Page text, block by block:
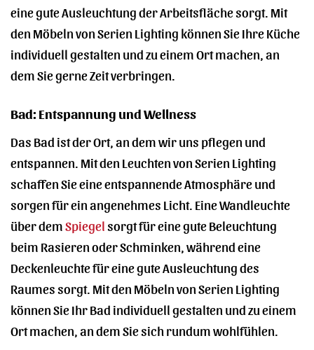
eine gute Ausleuchtung der Arbeitsfläche sorgt. Mit
den Möbeln von Serien Lighting können Sie Ihre Küche
individuell gestalten und zu einem Ort machen, an
dem Sie gerne Zeit verbringen.
Bad: Entspannung und Wellness
Das Bad ist der Ort, an dem wir uns pflegen und
entspannen. Mit den Leuchten von Serien Lighting
schaffen Sie eine entspannende Atmosphäre und
sorgen für ein angenehmes Licht. Eine Wandleuchte
über demSpiegelsorgt für eine gute Beleuchtung
beim Rasieren oder Schminken, während eine
Deckenleuchte für eine gute Ausleuchtung des
Raumes sorgt. Mit den Möbeln von Serien Lighting
können Sie Ihr Bad individuell gestalten und zu einem
Ort machen, an dem Sie sich rundum wohlfühlen.